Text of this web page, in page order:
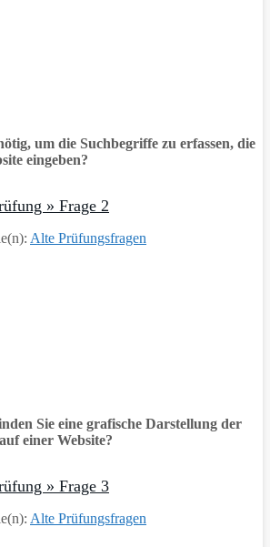
um die Suchbegriffe zu erfassen, die
eingeben?
» Frage 2
Alte Prüfungsfragen
Sie eine grafische Darstellung der
einer Website?
» Frage 3
Alte Prüfungsfragen